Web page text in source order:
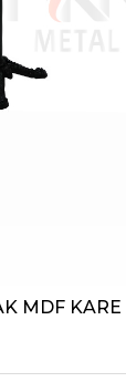
MDF